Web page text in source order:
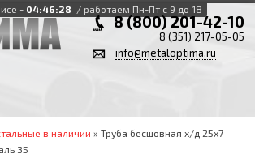
- 04:46:28 / работаем Пн-Пт с 9 до 18
8 (800) 201-42-10
8 (351) 217-05-05
info@metaloptima.ru
в наличии » Труба бесшовная х/д 25х7
35